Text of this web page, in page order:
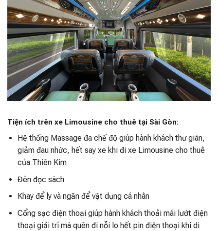
Tiện ích trên xe Limousine cho thuê tại Sài Gòn:
Hệ thống Massage đa chế độ giúp hành khách thư giãn,
giảm đau nhức, hết say xe khi đi xe Limousine cho thuê
của Thiên Kim
Đèn đọc sách
Khay để ly và ngăn để vật dụng cá nhân
Cổng sạc điện thoại giúp hành khách thoải mái lướt điện
thoại giải trí mà quên đi nỗi lo hết pin điện thoại khi di